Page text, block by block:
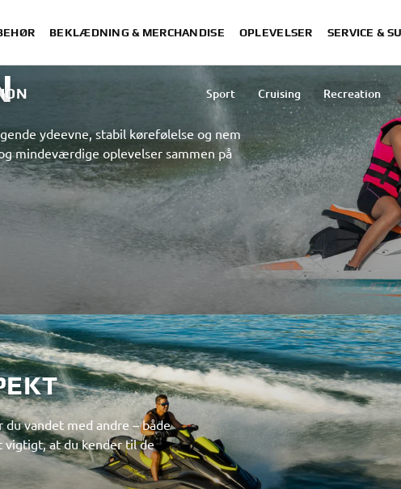
BEKLÆDNING & MERCHANDISE OPLEVELSER SERVICE &
Sport Cruising Recreation
ydeevne, stabil kørefølelse og nem
mindeværdige oplevelser sammen på
vandet med andre – både
vigtigt, at du kender til de